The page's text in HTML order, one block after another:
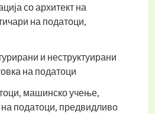
со архитект на
на податоци,
и неструктуирани
на податоци
машинско учење,
податоци, предвидливо